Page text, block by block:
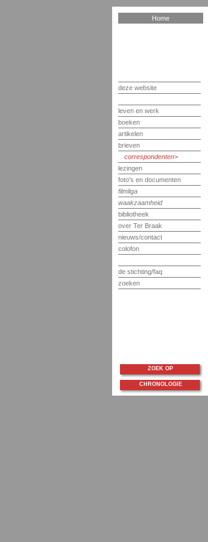
Home
deze website
leven en werk
boeken
artikelen
brieven
correspondenten
lezingen
foto's en documenten
filmliga
waakzaamheid
bibliotheek
over Ter Braak
nieuws/contact
colofon
de stichting/faq
zoeken
ZOEK OP
CHRONOLOGIE